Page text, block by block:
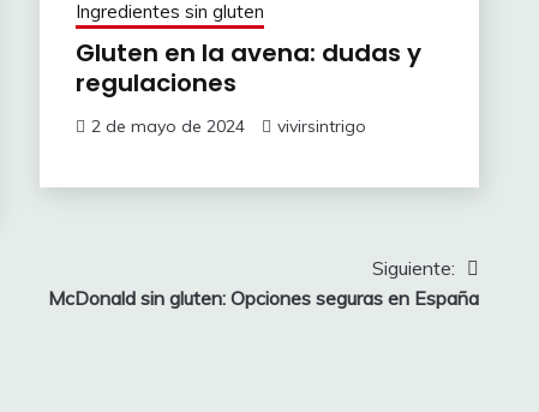
Ingredientes sin gluten
Gluten en la avena: dudas y
regulaciones
2 de mayo de 2024 vivirsintrigo
Siguiente:
McDonald sin gluten: Opciones seguras en España